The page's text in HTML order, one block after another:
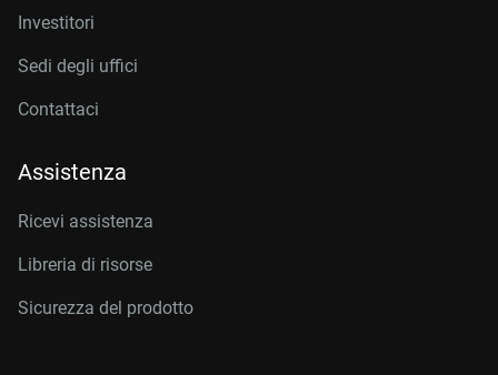
Investitori
Sedi degli uffici
Contattaci
Assistenza
Ricevi assistenza
Libreria di risorse
Sicurezza del prodotto